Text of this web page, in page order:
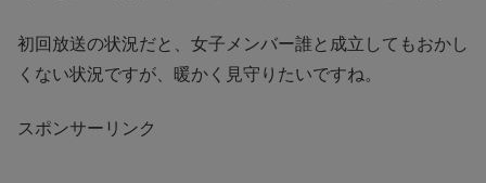
初回放送の状況だと、女子メンバー誰と成立してもおかし
くない状況ですが、暖かく見守りたいですね。
スポンサーリンク